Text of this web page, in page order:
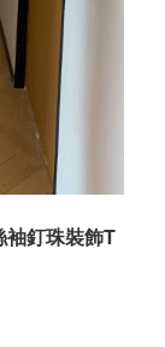
釘珠裝飾T